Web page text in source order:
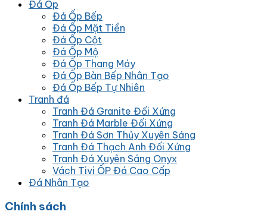
Đá Ốp
Đá Ốp Bếp
Đá Ốp Mặt Tiền
Đá Ốp Cột
Đá Ốp Mộ
Đá Ốp Thang Máy
Đá Ốp Bàn Bếp Nhân Tạo
Đá Ốp Bếp Tự Nhiên
Tranh đá
Tranh Đá Granite Đối Xứng
Tranh Đá Marble Đối Xứng
Tranh Đá Sơn Thủy Xuyên Sáng
Tranh Đá Thạch Anh Đối Xứng
Tranh Đá Xuyên Sáng Onyx
Vách Tivi ỐP Đá Cao Cấp
Đá Nhân Tạo
Chính sách